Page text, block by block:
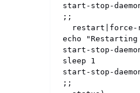
start-stop-
;;
restart|force-
echo "Restarting
start-stop-
sleep 1
start-stop-
;;